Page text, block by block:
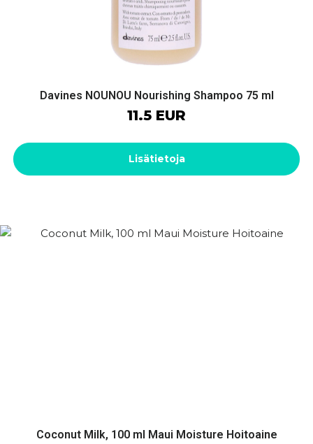
Davines NOUNOU Nourishing Shampoo 75 ml
11.5 EUR
Lisätietoja
Coconut Milk, 100 ml Maui Moisture Hoitoaine